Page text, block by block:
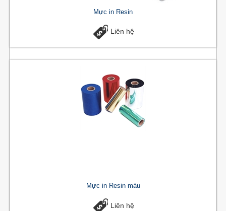
Mực in Resin
Liên hệ
Mực in Resin màu
Liên hệ